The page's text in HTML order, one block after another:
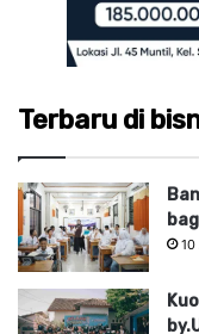
Terbaru di